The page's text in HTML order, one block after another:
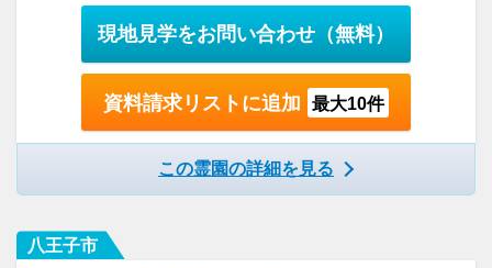
現地見学をお問い合わせ （無料）
資料請求リストに追加 最大10件
この霊園の詳細を見る
八王子市